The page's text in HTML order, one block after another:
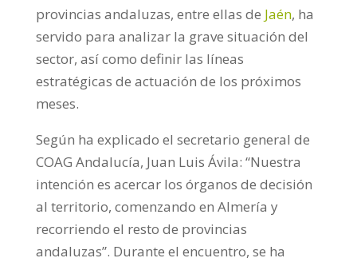
provincias andaluzas, entre ellas de Jaén, ha
servido para analizar la grave situación del
sector, así como definir las líneas
estratégicas de actuación de los próximos
meses.
Según ha explicado el secretario general de
COAG Andalucía, Juan Luis Ávila: “Nuestra
intención es acercar los órganos de decisión
al territorio, comenzando en Almería y
recorriendo el resto de provincias
andaluzas”. Durante el encuentro, se ha